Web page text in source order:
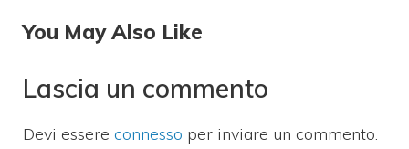
You May Also Like
Lascia un commento
Devi essere connesso per inviare un commento.